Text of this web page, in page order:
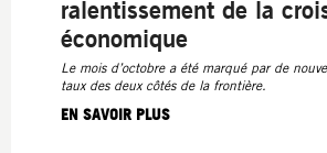
ralentissement de la
économique
Le mois d’octobre a été marqué par de
taux des deux côtés de la frontière.
EN SAVOIR PLUS